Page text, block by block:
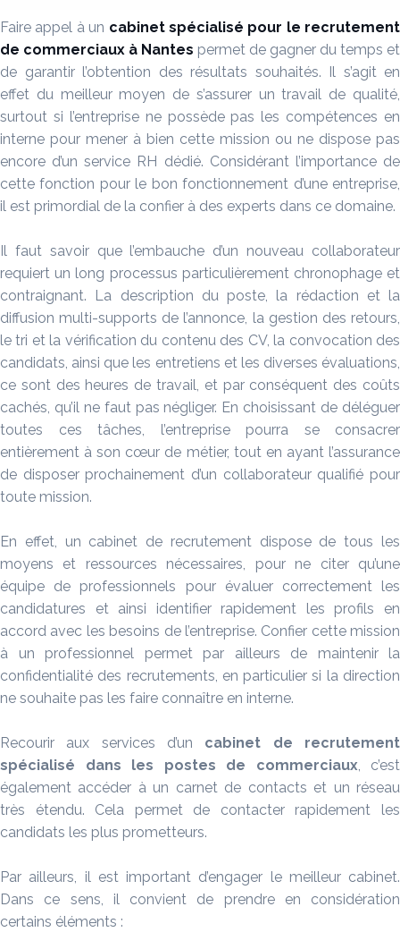
Faire appel à un cabinet spécialisé pour le recrutement
de commerciaux à Nantes permet de gagner du temps et
de garantir l’obtention des résultats souhaités. Il s’agit en
effet du meilleur moyen de s’assurer un travail de qualité,
surtout si l’entreprise ne possède pas les compétences en
interne pour mener à bien cette mission ou ne dispose pas
encore d’un service RH dédié. Considérant l’importance de
cette fonction pour le bon fonctionnement d’une entreprise,
il est primordial de la confier à des experts dans ce domaine.
Il faut savoir que l’embauche d’un nouveau collaborateur
requiert un long processus particulièrement chronophage et
contraignant. La description du poste, la rédaction et la
diffusion multi-supports de l’annonce, la gestion des retours,
le tri et la vérification du contenu des CV, la convocation des
candidats, ainsi que les entretiens et les diverses évaluations,
ce sont des heures de travail, et par conséquent des coûts
cachés, qu’il ne faut pas négliger. En choisissant de déléguer
toutes ces tâches, l’entreprise pourra se consacrer
entièrement à son cœur de métier, tout en ayant l’assurance
de disposer prochainement d’un collaborateur qualifié pour
toute mission.
En effet, un cabinet de recrutement dispose de tous les
moyens et ressources nécessaires, pour ne citer qu’une
équipe de professionnels pour évaluer correctement les
candidatures et ainsi identifier rapidement les profils en
accord avec les besoins de l’entreprise. Confier cette mission
à un professionnel permet par ailleurs de maintenir la
confidentialité des recrutements, en particulier si la direction
ne souhaite pas les faire connaître en interne.
Recourir aux services d’un cabinet
de recrutement
spécialisé dans les postes de
commerciaux, c’est
également accéder à un carnet de contacts et un réseau
très étendu. Cela permet de contacter rapidement les
candidats les plus prometteurs.
Par ailleurs, il est important d’engager le meilleur cabinet.
Dans ce sens, il convient de prendre en considération
certains éléments :